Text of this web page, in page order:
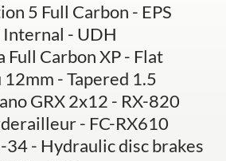
5 Full Carbon - EPS
- UDH
Carbon XP - Flat
- Tapered 1.5
GRX 2x12 - RX-820
- FC-RX610
34 - Hydraulic disc brakes